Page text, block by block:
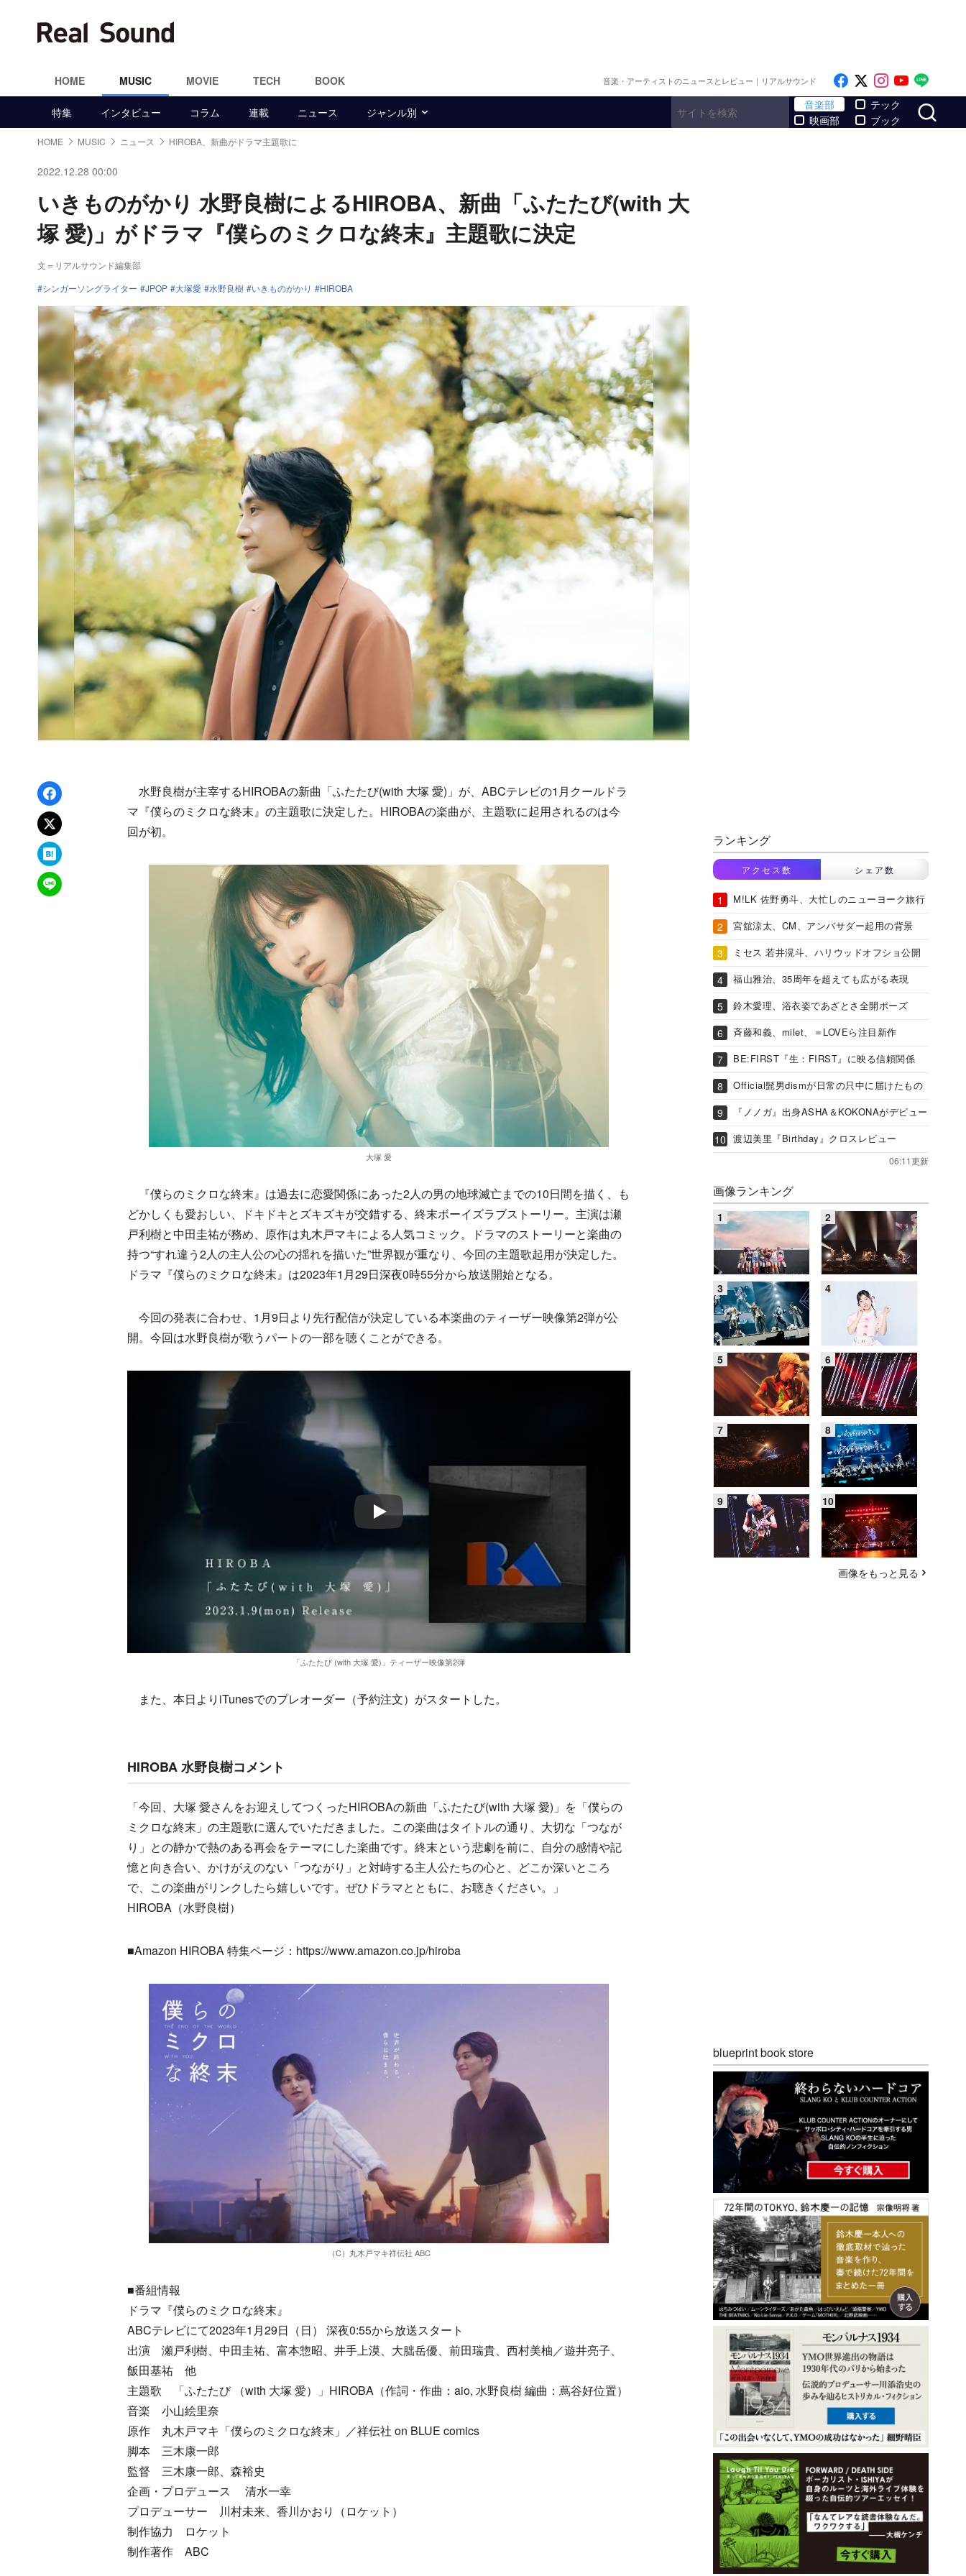
HOME MUSIC MOVIE TECH BOOK 音楽・アーティストのニュースとレビュー｜リアルサウンド Like on Facebook
Follow on x
Follow on
Follow
特集 インタビュー コラム 連載 ニュース ジャンル別
音楽部
映画部
テック
ブック
HOME MUSIC ニュース HIROBA、新曲がドラマ主題歌に
2022.12.28 00:00
いきものがかり 水野良樹によるHIROBA、新曲「ふたたび(with 大
塚 愛)」がドラマ『僕らのミクロな終末』主題歌に決定
文＝リアルサウンド編集部
シンガーソングライター
JPOP 大塚愛 水野良樹 いきものがかり HIROBA
Facebookでシェア
xでポスト
はてなブックマーク
LINEで送る
水野良樹が主宰するHIROBAの新曲「ふたたび(with 大塚 愛)」が、ABCテレビの1月クールドラ
マ『僕らのミクロな終末』の主題歌に決定した。HIROBAの楽曲が、主題歌に起用されるのは今
回が初。
大塚 愛
『僕らのミクロな終末』は過去に恋愛関係にあった2人の男の地球滅亡までの10日間を描く、も
どかしくも愛おしい、ドキドキとズキズキが交錯する、終末ボーイズラブストーリー。主演は瀬
戸利樹と中田圭祐が務め、原作は丸木戸マキによる人気コミック。ドラマのストーリーと楽曲の
持つ“すれ違う2人の主人公の心の揺れを描いた”世界観が重なり、今回の主題歌起用が決定した。
ドラマ『僕らのミクロな終末』は2023年1月29日深夜0時55分から放送開始となる。
今回の発表に合わせ、1月9日より先行配信が決定している本楽曲のティーザー映像第2弾が公
開。今回は水野良樹が歌うパートの一部を聴くことができる。
「ふたたび (with 大塚 愛)」ティーザー映像第2弾
また、本日よりiTunesでのプレオーダー（予約注文）がスタートした。
HIROBA 水野良樹コメント
「今回、大塚 愛さんをお迎えしてつくったHIROBAの新曲「ふたたび(with 大塚 愛)」を「僕らの
ミクロな終末」の主題歌に選んでいただきました。この楽曲はタイトルの通り、大切な「つなが
り」との静かで熱のある再会をテーマにした楽曲です。終末という悲劇を前に、自分の感情や記
憶と向き合い、かけがえのない「つながり」と対峙する主人公たちの心と、どこか深いところ
で、この楽曲がリンクしたら嬉しいです。ぜひドラマとともに、お聴きください。」
HIROBA（水野良樹）
■Amazon HIROBA 特集ページ：https://www.amazon.co.jp/hiroba
（C）丸木戸マキ祥伝社 ABC
■番組情報
ドラマ『僕らのミクロな終末』
ABCテレビにて2023年1月29日（日） 深夜0:55から放送スタート
出演 瀬戸利樹、中田圭祐、富本惣昭、井手上漠、大朏岳優、前田瑞貴、西村美柚／遊井亮子、
飯田基祐 他
主題歌 「ふたたび （with 大塚 愛）」HIROBA（作詞・作曲：aio, 水野良樹 編曲：蔦谷好位置）
音楽 小山絵里奈
原作 丸木戸マキ「僕らのミクロな終末」／祥伝社 on BLUE comics
脚本 三木康一郎
監督 三木康一郎、森裕史
企画・プロデュース 清水一幸
プロデューサー 川村未来、香川かおり（ロケット）
制作協力 ロケット
制作著作 ABC
ランキング
アクセス数 シェア数
M!LK 佐野勇斗、大忙しのニューヨーク旅行
宮舘涼太、CM、アンバサダー起用の背景
ミセス 若井滉斗、ハリウッドオフショ公開
福山雅治、35周年を超えても広がる表現
鈴木愛理、浴衣姿であざとさ全開ポーズ
斉藤和義、milet、＝LOVEら注目新作
BE:FIRST『生：FIRST』に映る信頼関係
Official髭男dismが日常の只中に届けたもの
『ノノガ』出身ASHA＆KOKONAがデビュー
渡辺美里『Birthday』クロスレビュー
06:11更新
画像ランキング
画像をもっと見る
blueprint book store